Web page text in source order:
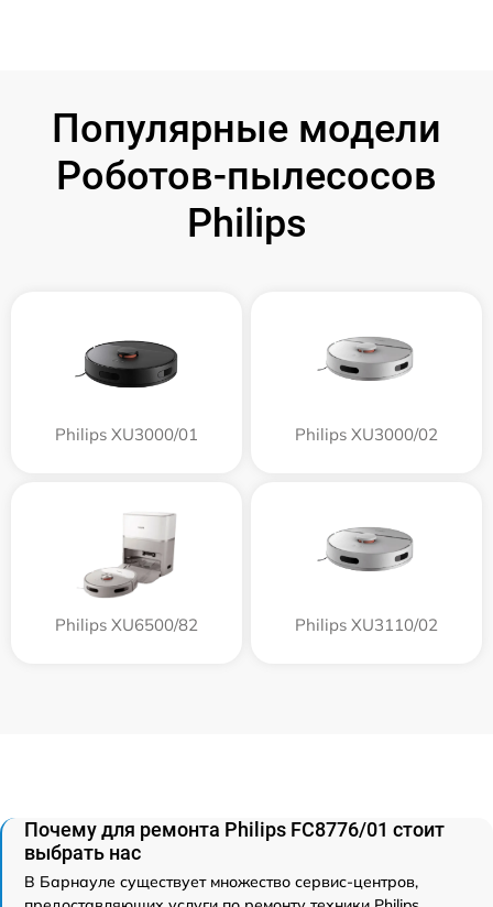
Популярные модели
Роботов-пылесосов
Philips
Philips XU3000/01 Philips XU3000/02
Philips XU6500/82 Philips XU3110/02
Почему для ремонта Philips FC8776/01 стоит
выбрать нас
В Барнауле существует множество сервис-центров,